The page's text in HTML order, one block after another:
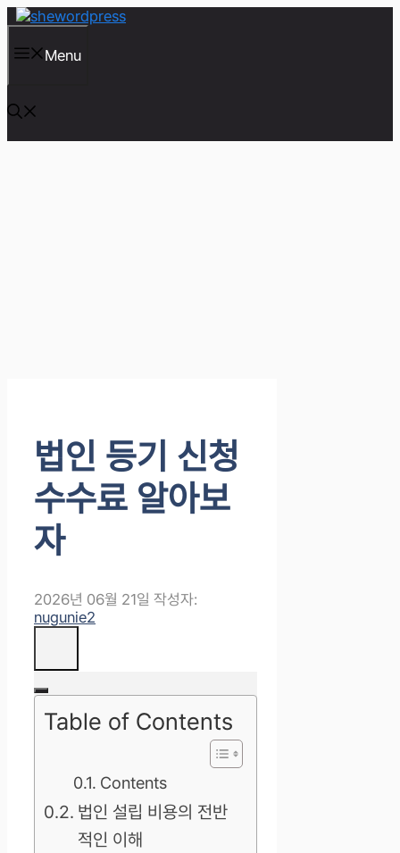
컨
츠
건
너
뛰
기
Menu
법인 등기 신청
수수료 알아보
자
2026년 06월 21일 작성자:
nugunie2
Table of Contents
Contents
법인 설립 비용의 전반
적인 이해